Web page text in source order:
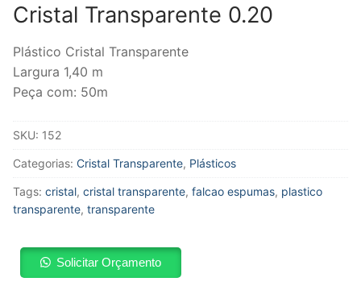
Cristal Transparente 0.20
Plástico Cristal Transparente
Largura 1,40 m
Peça com: 50m
SKU: 152
Categorias: Cristal Transparente, Plásticos
Tags: cristal, cristal transparente, falcao espumas, plastico
transparente, transparente
Solicitar Orçamento